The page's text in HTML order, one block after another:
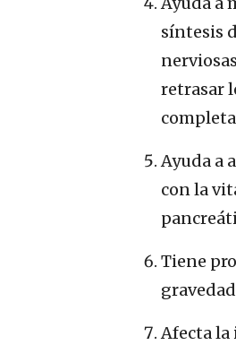
síntesis
retrasar
Ayuda a
con la
Tiene
Afecta la